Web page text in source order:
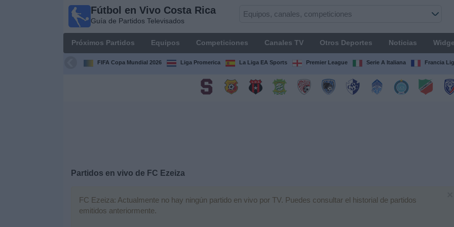
Fútbol en Vivo Costa Rica
Guía de Partidos Televisados
Próximos Partidos Equipos Competiciones Canales TV Otros Deportes Noticias
FIFA Copa Mundial 2026 Liga Promerica La Liga EA Sports Premier League Serie A Italiana Francia
Partidos en vivo de FC Ezeiza
FC Ezeiza: Actualmente no hay ningún partido en vivo por TV. Puedes consultar el historial de partidos
emitidos anteriormente.